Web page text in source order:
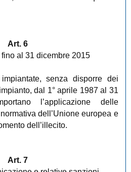
Art. 6
al 31 dicembre 2015
senza disporre dei
dal 1° aprile 1987 al 31
l’applicazione delle
dell’Unione europea e
dell’illecito.
Art. 7